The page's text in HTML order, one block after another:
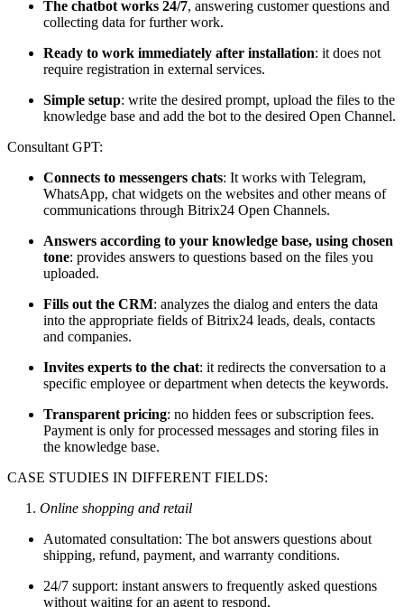
The chatbot works 24/7, answering customer questions and
collecting data for further work.
Ready to work immediately after installation: it does not
require registration in external services.
Simple setup: write the desired prompt, upload the files to the
knowledge base and add the bot to the desired Open Channel.
Consultant GPT:
Connects to messengers chats: It works with Telegram,
WhatsApp, chat widgets on the websites and other means of
communications through Bitrix24 Open Channels.
Answers according to your knowledge base, using chosen
tone: provides answers to questions based on the files you
uploaded.
Fills out the CRM: analyzes the dialog and enters the data
into the appropriate fields of Bitrix24 leads, deals, contacts
and companies.
Invites experts to the chat: it redirects the conversation to a
specific employee or department when detects the keywords.
Transparent pricing: no hidden fees or subscription fees.
Payment is only for processed messages and storing files in
the knowledge base.
CASE STUDIES IN DIFFERENT FIELDS:
1. Online shopping and retail
Automated consultation: The bot answers questions about
shipping, refund, payment, and warranty conditions.
24/7 support: instant answers to frequently asked questions
without waiting for an agent to respond.